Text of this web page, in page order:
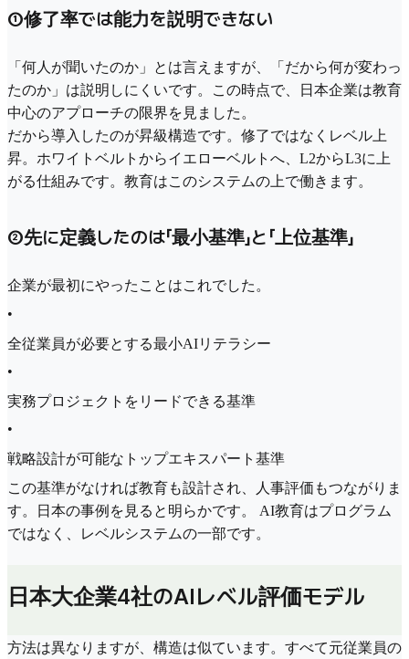
①修了率では能力を説明できない
「何人が聞いたのか」とは言えますが、「だから何が変わっ
たのか」は説明しにくいです。この時点で、日本企業は教育
中心のアプローチの限界を見ました。
だから導入したのが昇級構造です。修了ではなくレベル上
昇。ホワイトベルトからイエローベルトへ、L2からL3に上
がる仕組みです。教育はこのシステムの上で働きます。
②先に定義したのは「最小基準」と「上位基準」
企業が最初にやったことはこれでした。
•
全従業員が必要とする最小AIリテラシー
•
実務プロジェクトをリードできる基準
•
戦略設計が可能なトップエキスパート基準
この基準がなければ教育も設計され、人事評価もつながりま
す。日本の事例を見ると明らかです。 AI教育はプログラム
ではなく、レベルシステムの一部です。
日本大企業4社のAIレベル評価モデル
方法は異なりますが、構造は似ています。すべて元従業員の